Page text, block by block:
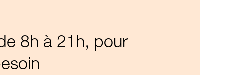
8h à 21h, pour